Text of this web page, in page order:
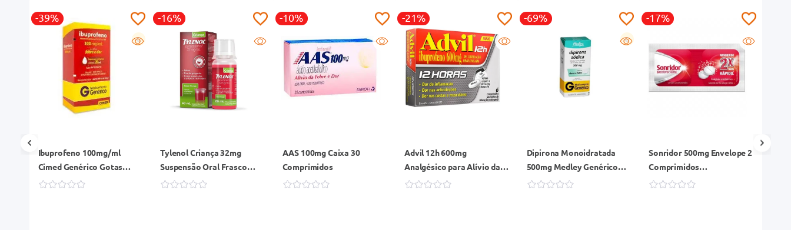
-39%
G
Ibuprofeno 100mg/ml
Cimed Genérico Gotas
Frasco 20ml
-16%
Tylenol Criança 32mg
Suspensão Oral Frasco
60ml + Copo Dosador
-10%
AAS 100mg Caixa 30
Comprimidos
-21%
Advil 12h 600mg
Analgésico para Alívio das
Dores Caixa 6
-69%
G
Dipirona Monoidratada
500mg Medley Genérico
Caixa 30 Comprimidos
-17%
Sonridor 500mg Envelope 2
Comprimidos
Efervescentes